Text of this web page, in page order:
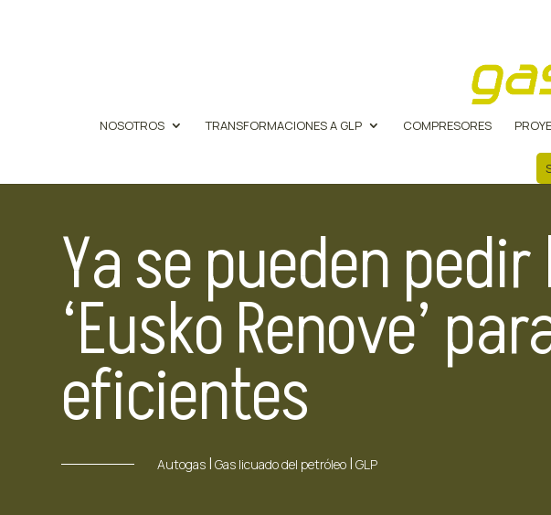
NOSOTROS TRANSFORMACIONES A GLP COMPRESORES
Ya se pueden
‘Eusko Renove’
eficientes
Autogas |Gas licuado del petróleo |GLP